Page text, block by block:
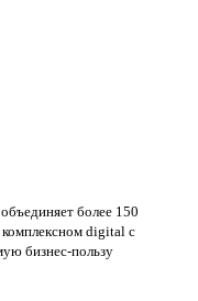
более 150
комплексном digital с
бизнес-пользу